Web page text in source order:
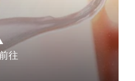
往